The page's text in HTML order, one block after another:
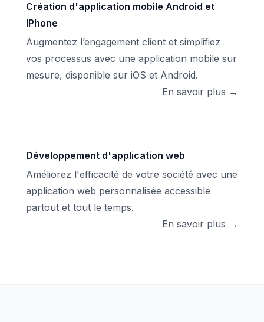
Création d'application mobile Android et
IPhone
Augmentez l’engagement client et simplifiez
vos processus avec une application mobile sur
mesure, disponible sur iOS et Android.
En savoir plus →
Développement d'application web
Améliorez l'efficacité de votre société avec une
application web personnalisée accessible
partout et tout le temps.
En savoir plus →